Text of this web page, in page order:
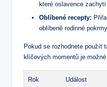
které oslavence
Oblíbené recepty:
oblíbené rodinné
Pokud se rozhodnete použít
klíčových momentů je
Rok Událost